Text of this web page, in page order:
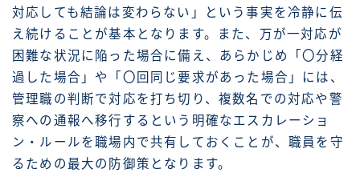
対応しても結論は変わらない」という事実を冷静に伝
え続けることが基本となります。また、万が一対応が
困難な状況に陥った場合に備え、あらかじめ「〇分経
過した場合」や「〇回同じ要求があった場合」には、
管理職の判断で対応を打ち切り、複数名での対応や警
察への通報へ移行するという明確なエスカレーショ
ン・ルールを職場内で共有しておくことが、職員を守
るための最大の防御策となります。